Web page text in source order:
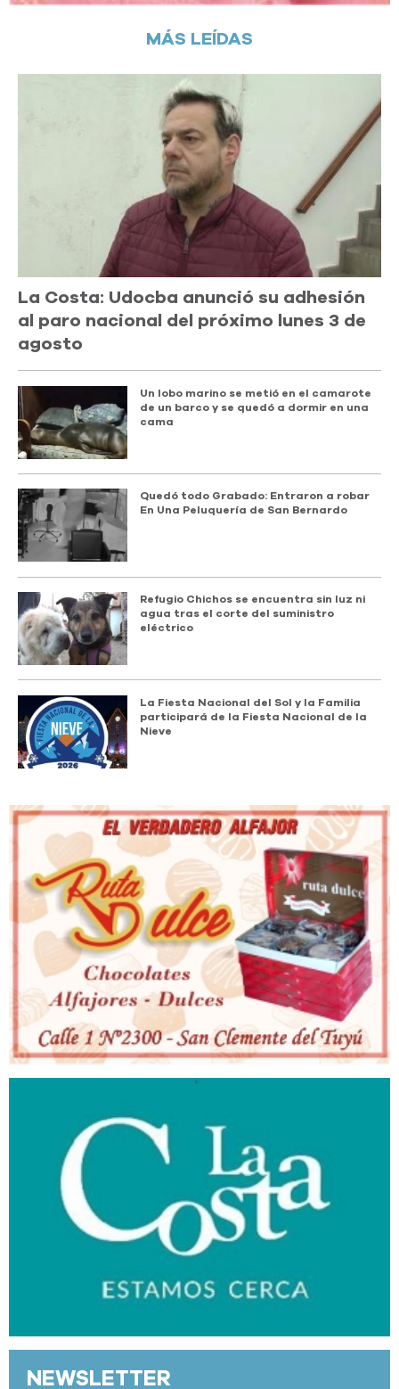
MÁS LEÍDAS
La Costa: Udocba anunció su adhesión
al paro nacional del próximo lunes 3 de
agosto
Un lobo marino se metió en el camarote
de un barco y se quedó a dormir en una
cama
Quedó todo Grabado: Entraron a robar
En Una Peluquería de San Bernardo
Refugio Chichos se encuentra sin luz ni
agua tras el corte del suministro
eléctrico
La Fiesta Nacional del Sol y la Familia
participará de la Fiesta Nacional de la
Nieve
NEWSLETTER